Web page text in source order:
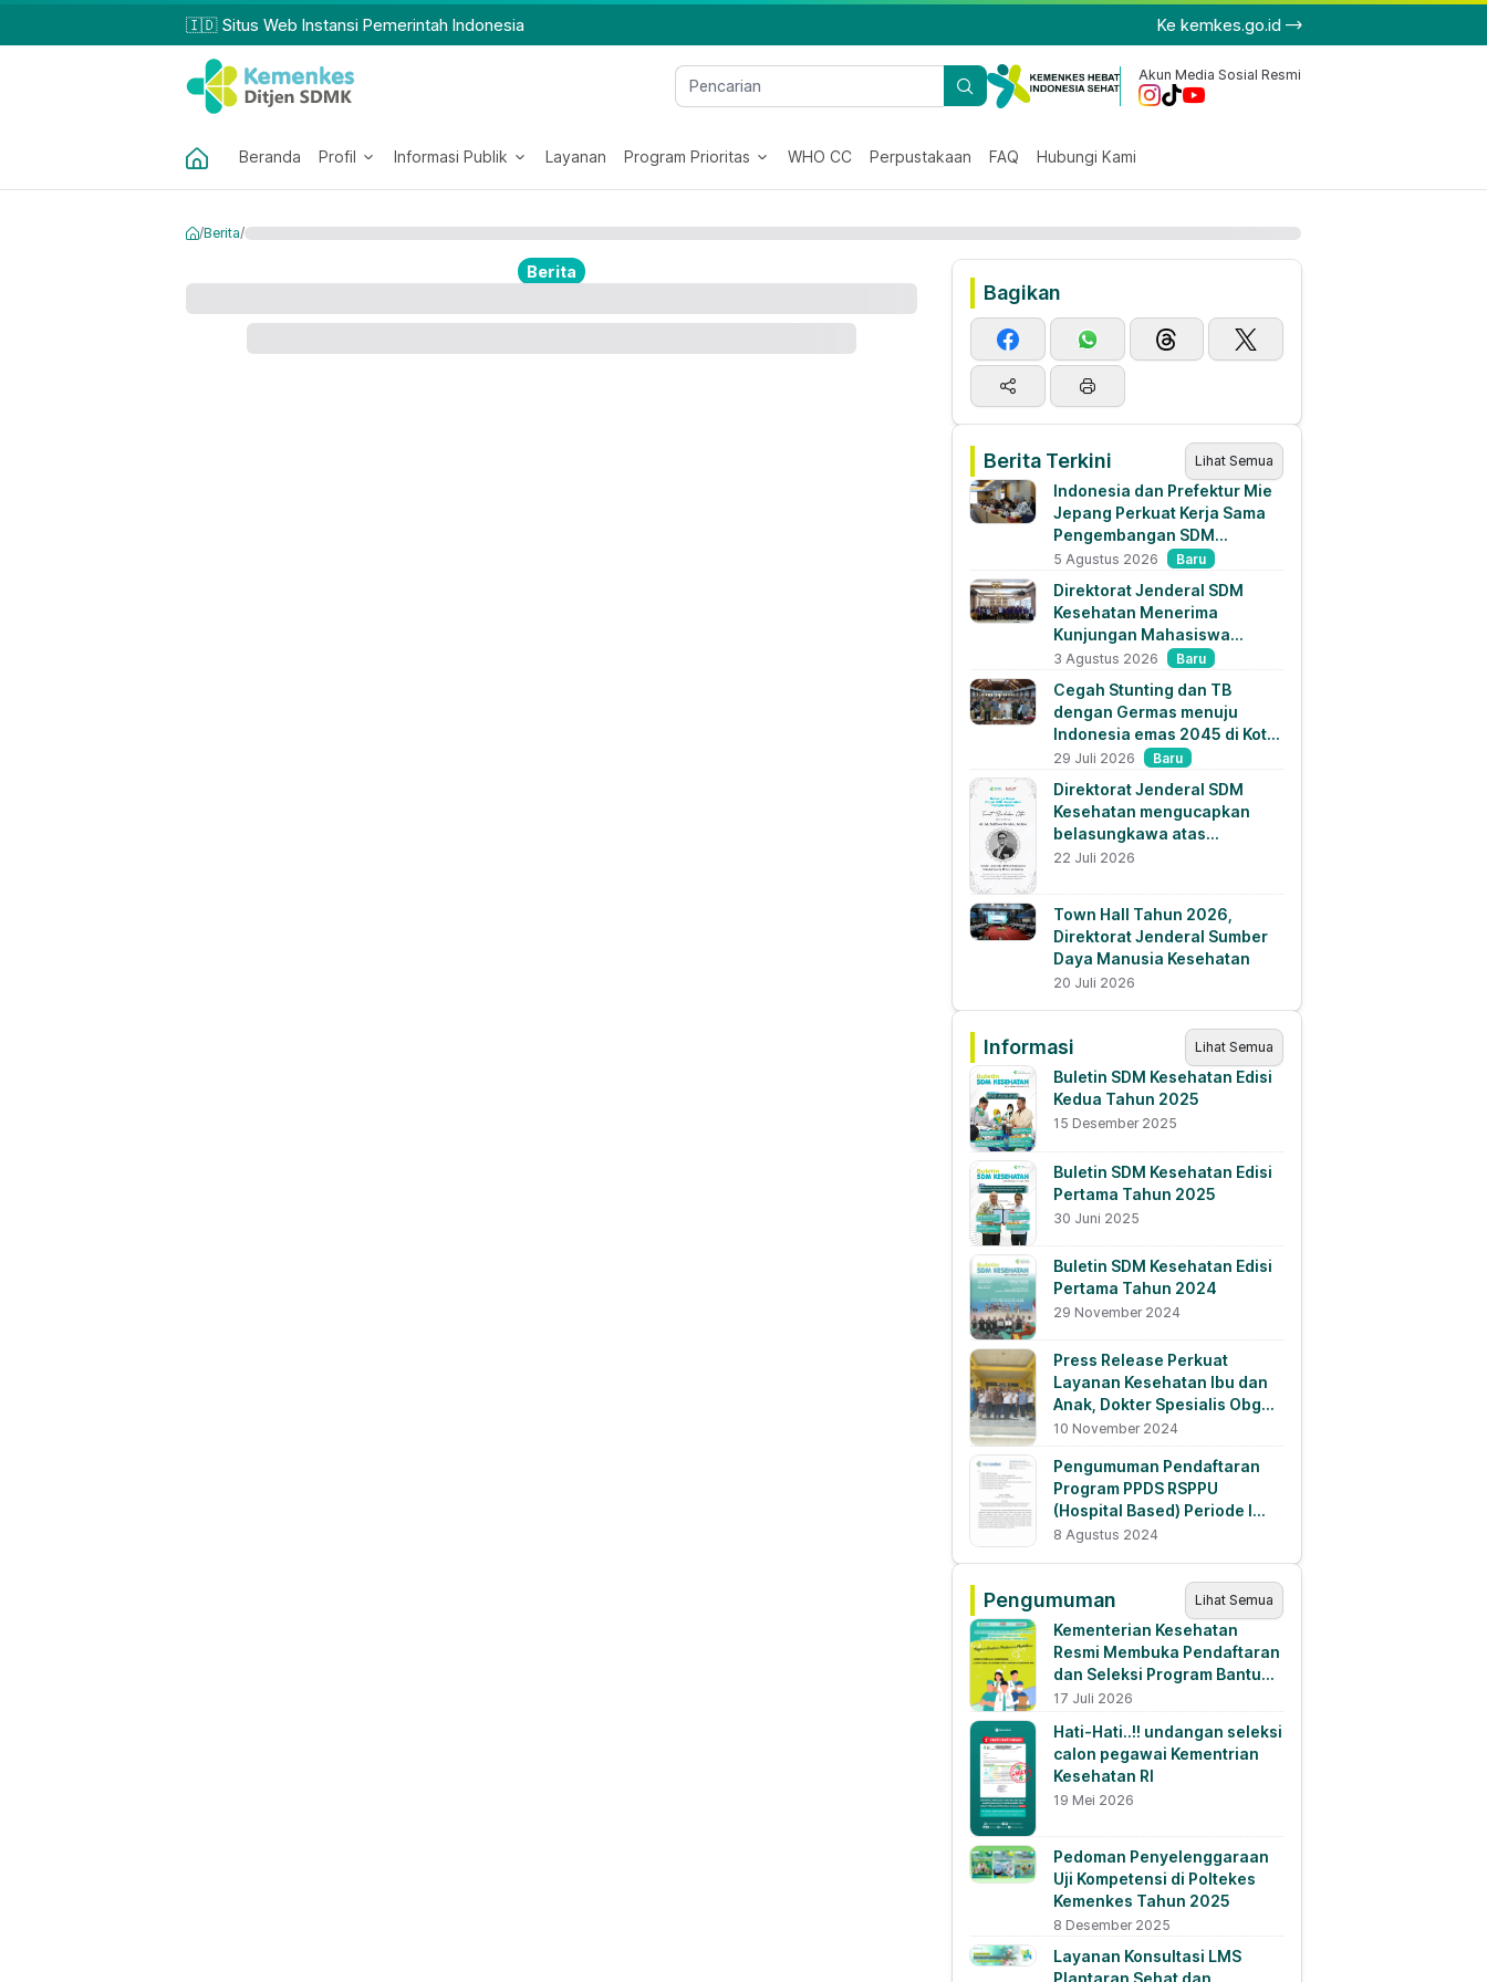
🇮🇩 Situs Web Instansi Pemerintah Indonesia Ke kemkes.go.id
Akun Media Sosial Resmi
Beranda Profil Informasi Publik Layanan Program Prioritas WHO CC Perpustakaan FAQ Hubungi Kami
/Berita/
Berita
Bagikan
Berita Terkini Lihat Semua
Indonesia dan Prefektur Mie
Jepang Perkuat Kerja Sama
Pengembangan SDM
Kesehatan dan Penempatan
Tenaga Kesehatan
5 Agustus 2026 Baru
Direktorat Jenderal SDM
Kesehatan Menerima
Kunjungan Mahasiswa
Pascasarjana Universitas
Strada Indonesia 2026
3 Agustus 2026 Baru
Cegah Stunting dan TB
dengan Germas menuju
Indonesia emas 2045 di Kota
Malang
29 Juli 2026 Baru
Direktorat Jenderal SDM
Kesehatan mengucapkan
belasungkawa atas
berpulangnya dr. M. Zulfikar
22 Juli 2026
Town Hall Tahun 2026,
Direktorat Jenderal Sumber
Daya Manusia Kesehatan
20 Juli 2026
Informasi Lihat Semua
Buletin SDM Kesehatan Edisi
Kedua Tahun 2025
15 Desember 2025
Buletin SDM Kesehatan Edisi
Pertama Tahun 2025
30 Juni 2025
Buletin SDM Kesehatan Edisi
Pertama Tahun 2024
29 November 2024
Press Release Perkuat
Layanan Kesehatan Ibu dan
Anak, Dokter Spesialis Obgyn
WNI Lulusan Luar Negeri
Ditempatkan di RSUD
Lewoleba, NTT
10 November 2024
Pengumuman Pendaftaran
Program PPDS RSPPU
(Hospital Based) Periode I
Tahun 2024
8 Agustus 2024
Pengumuman Lihat Semua
Kementerian Kesehatan
Resmi Membuka Pendaftaran
dan Seleksi Program Bantuan
Pendanaan Pendidikan
Tahun 2026
17 Juli 2026
Hati-Hati..!! undangan seleksi
calon pegawai Kementrian
Kesehatan RI
19 Mei 2026
Pedoman Penyelenggaraan
Uji Kompetensi di Poltekes
Kemenkes Tahun 2025
8 Desember 2025
Layanan Konsultasi LMS
Plantaran Sehat dan